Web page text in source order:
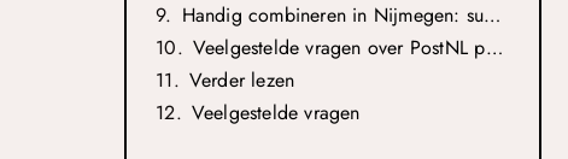
Handig combineren in Nijmegen: supermarkt, parkeren en je route
Veelgestelde vragen over PostNL pakketpunten in Nijmegen
Verder lezen
Veelgestelde vragen